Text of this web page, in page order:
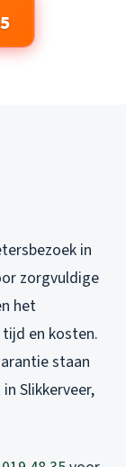
in
zorgvuldige
het
en kosten.
staan
Slikkerveer,